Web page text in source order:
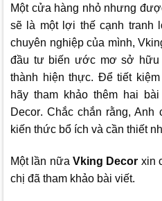
Một cửa hàng nhỏ nhưng
sẽ là một lợi thế cạnh tranh
chuyên nghiệp của mình,
đầu tư biến ước mơ sở hữu
thành hiện thực. Để tiết
hãy tham khảo thêm hai
Decor. Chắc chắn rằng, Anh
kiến thức bổ ích và cần thiết
Một lần nữaVking Decor xin
chị đã tham khảo bài viết.